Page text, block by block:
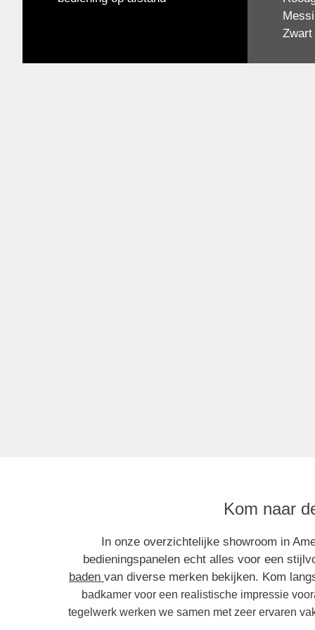
Zwart
Kom naar
In onze overzichtelijke showroom in
bedieningspanelen echt alles voor een
baden van diverse merken bekijken. Kom
badkamer voor een realistische impressie
tegelwerk werken we samen met zeer ervaren